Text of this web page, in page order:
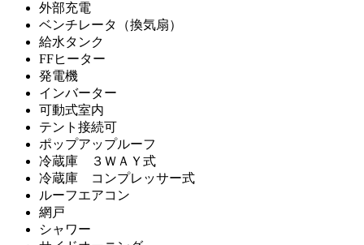
外部充電
ベンチレータ（換気扇）
給水タンク
FFヒーター
発電機
インバーター
可動式室内
テント接続可
ポップアップルーフ
冷蔵庫 ３ＷＡＹ式
冷蔵庫 コンプレッサー式
ルーフエアコン
網戸
シャワー